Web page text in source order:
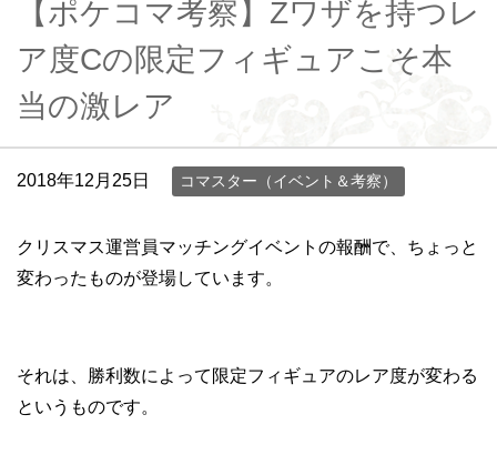
【ポケコマ考察】Zワザを持つレ
ア度Cの限定フィギュアこそ本
当の激レア
2018年12月25日 コマスター（イベント＆考察）
クリスマス運営員マッチングイベントの報酬で、ちょっと
変わったものが登場しています。
それは、勝利数によって限定フィギュアのレア度が変わる
というものです。